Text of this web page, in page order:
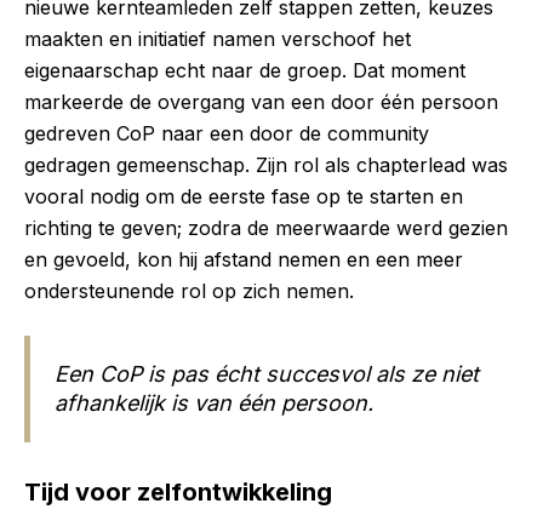
nieuwe kernteamleden zelf stappen zetten, keuzes
maakten en initiatief namen verschoof het
eigenaarschap echt naar de groep. Dat moment
markeerde de overgang van een door één persoon
gedreven CoP naar een door de community
gedragen gemeenschap. Zijn rol als chapterlead was
vooral nodig om de eerste fase op te starten en
richting te geven; zodra de meerwaarde werd gezien
en gevoeld, kon hij afstand nemen en een meer
ondersteunende rol op zich nemen.
Een CoP is pas écht succesvol als ze niet
afhankelijk is van één persoon.
Tijd voor zelfontwikkeling